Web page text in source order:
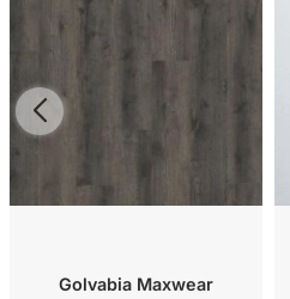
Golvabia Maxwear